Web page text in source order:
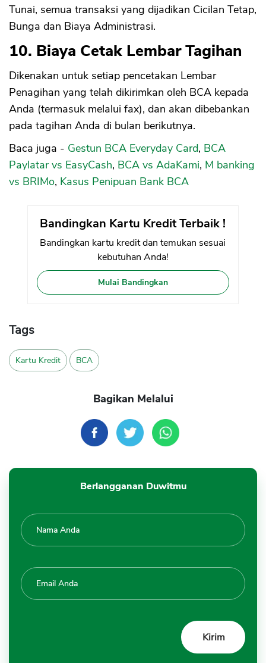
Tunai, semua transaksi yang dijadikan Cicilan Tetap,
Bunga dan Biaya Administrasi.
10. Biaya Cetak Lembar Tagihan
Dikenakan untuk setiap pencetakan Lembar
Penagihan yang telah dikirimkan oleh BCA kepada
Anda (termasuk melalui fax), dan akan dibebankan
pada tagihan Anda di bulan berikutnya.
Baca juga - Gestun BCA Everyday Card, BCA
Paylatar vs EasyCash, BCA vs AdaKami, M banking
vs BRIMo, Kasus Penipuan Bank BCA
Bandingkan Kartu Kredit Terbaik !
Bandingkan kartu kredit dan temukan sesuai
kebutuhan Anda!
Mulai Bandingkan
Tags
Kartu Kredit BCA
Bagikan Melalui
Berlangganan Duwitmu